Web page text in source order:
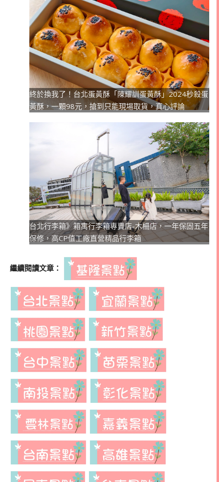
終於換我了！台北蛋黃酥「陳耀訓蛋黃酥」2024秒殺蛋
黃酥，一顆98元，搶到只能現場取貨，真心評論
台北行李箱》箱寓行李箱專賣店-木柵店，一年保固五年
保修，高CP值工廠直營精品行李箱
繼續閱讀文章：